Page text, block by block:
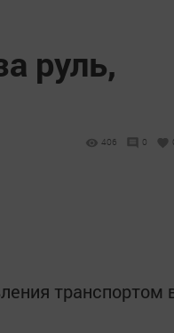
руль,
406 0
транспортом